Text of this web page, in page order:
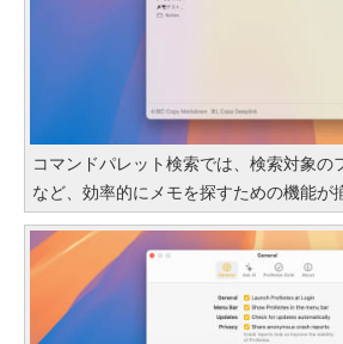
コマンドパレット検索では、検索対象の
など、効率的にメモを探すための機能が